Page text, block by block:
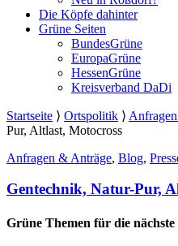
Die Köpfe dahinter
Grüne Seiten
BundesGrüne
EuropaGrüne
HessenGrüne
Kreisverband DaDi
Startseite ⟩ Ortspolitik ⟩
Pur, Altlast, Motocross
Anfragen & Anträge, Blog,
Gentechnik, Natur-Pur,
Grüne Themen für die nächste